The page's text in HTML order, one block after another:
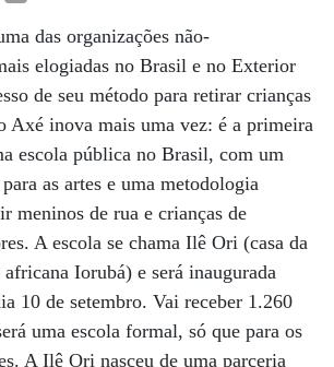
das organizações não-
elogiadas no Brasil e no Exterior
de seu método para retirar crianças
Axé inova mais uma vez: é a primeira
escola pública no Brasil, com um
as artes e uma metodologia
meninos de rua e crianças de
A escola se chama Ilê Ori (casa da
Iorubá) e será inaugurada
10 de setembro. Vai receber 1.260
uma escola formal, só que para os
A Ilê Ori nasceu de uma parceria